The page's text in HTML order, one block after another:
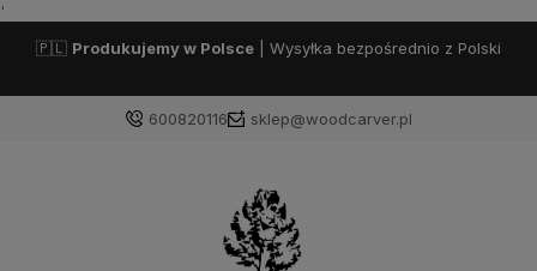
'
🇵🇱 Produkujemy w Polsce | Wysyłka bezpośrednio z Polski
600820116 sklep@woodcarver.pl